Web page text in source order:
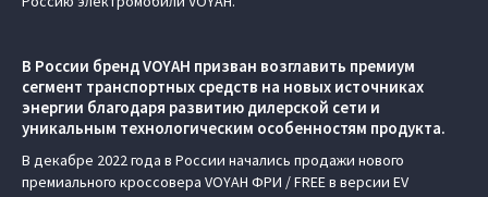
В России бренд VOYAH призван возглавить премиум
сегмент транспортных средств на новых источниках
энергии благодаря развитию дилерской сети и
уникальным технологическим особенностям продукта.
В декабре 2022 года в России начались продажи нового
премиального кроссовера VOYAH ФРИ / FREE в версии EV